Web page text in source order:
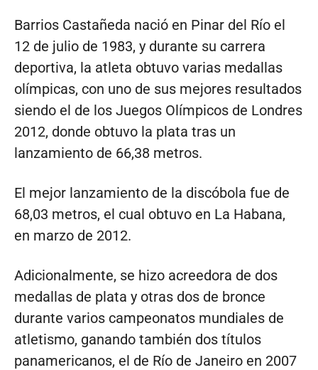
Barrios Castañeda nació en Pinar del Río el
12 de julio de 1983, y durante su carrera
deportiva, la atleta obtuvo varias medallas
olímpicas, con uno de sus mejores resultados
siendo el de los Juegos Olímpicos de Londres
2012, donde obtuvo la plata tras un
lanzamiento de 66,38 metros.
El mejor lanzamiento de la discóbola fue de
68,03 metros, el cual obtuvo en La Habana,
en marzo de 2012.
Adicionalmente, se hizo acreedora de dos
medallas de plata y otras dos de bronce
durante varios campeonatos mundiales de
atletismo, ganando también dos títulos
panamericanos, el de Río de Janeiro en 2007